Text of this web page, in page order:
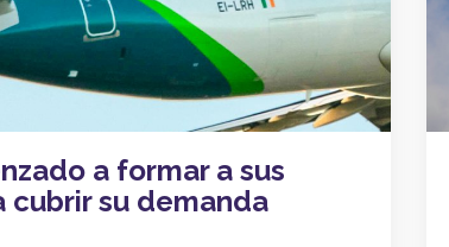
a formar a sus
su demanda